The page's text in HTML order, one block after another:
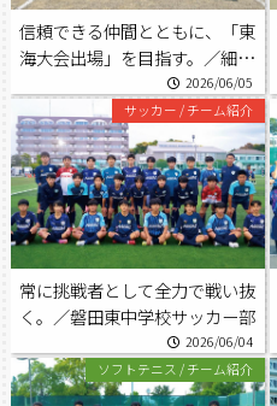
信頼できる仲間とともに、「東
海大会出場」を目指す。／細
江・三ヶ日中学校ソフトボール
部
2026/06/05
サッカー / チーム紹介
常に挑戦者として全力で戦い抜
く。／磐田東中学校サッカー部
2026/06/04
ソフトテニス / チーム紹介